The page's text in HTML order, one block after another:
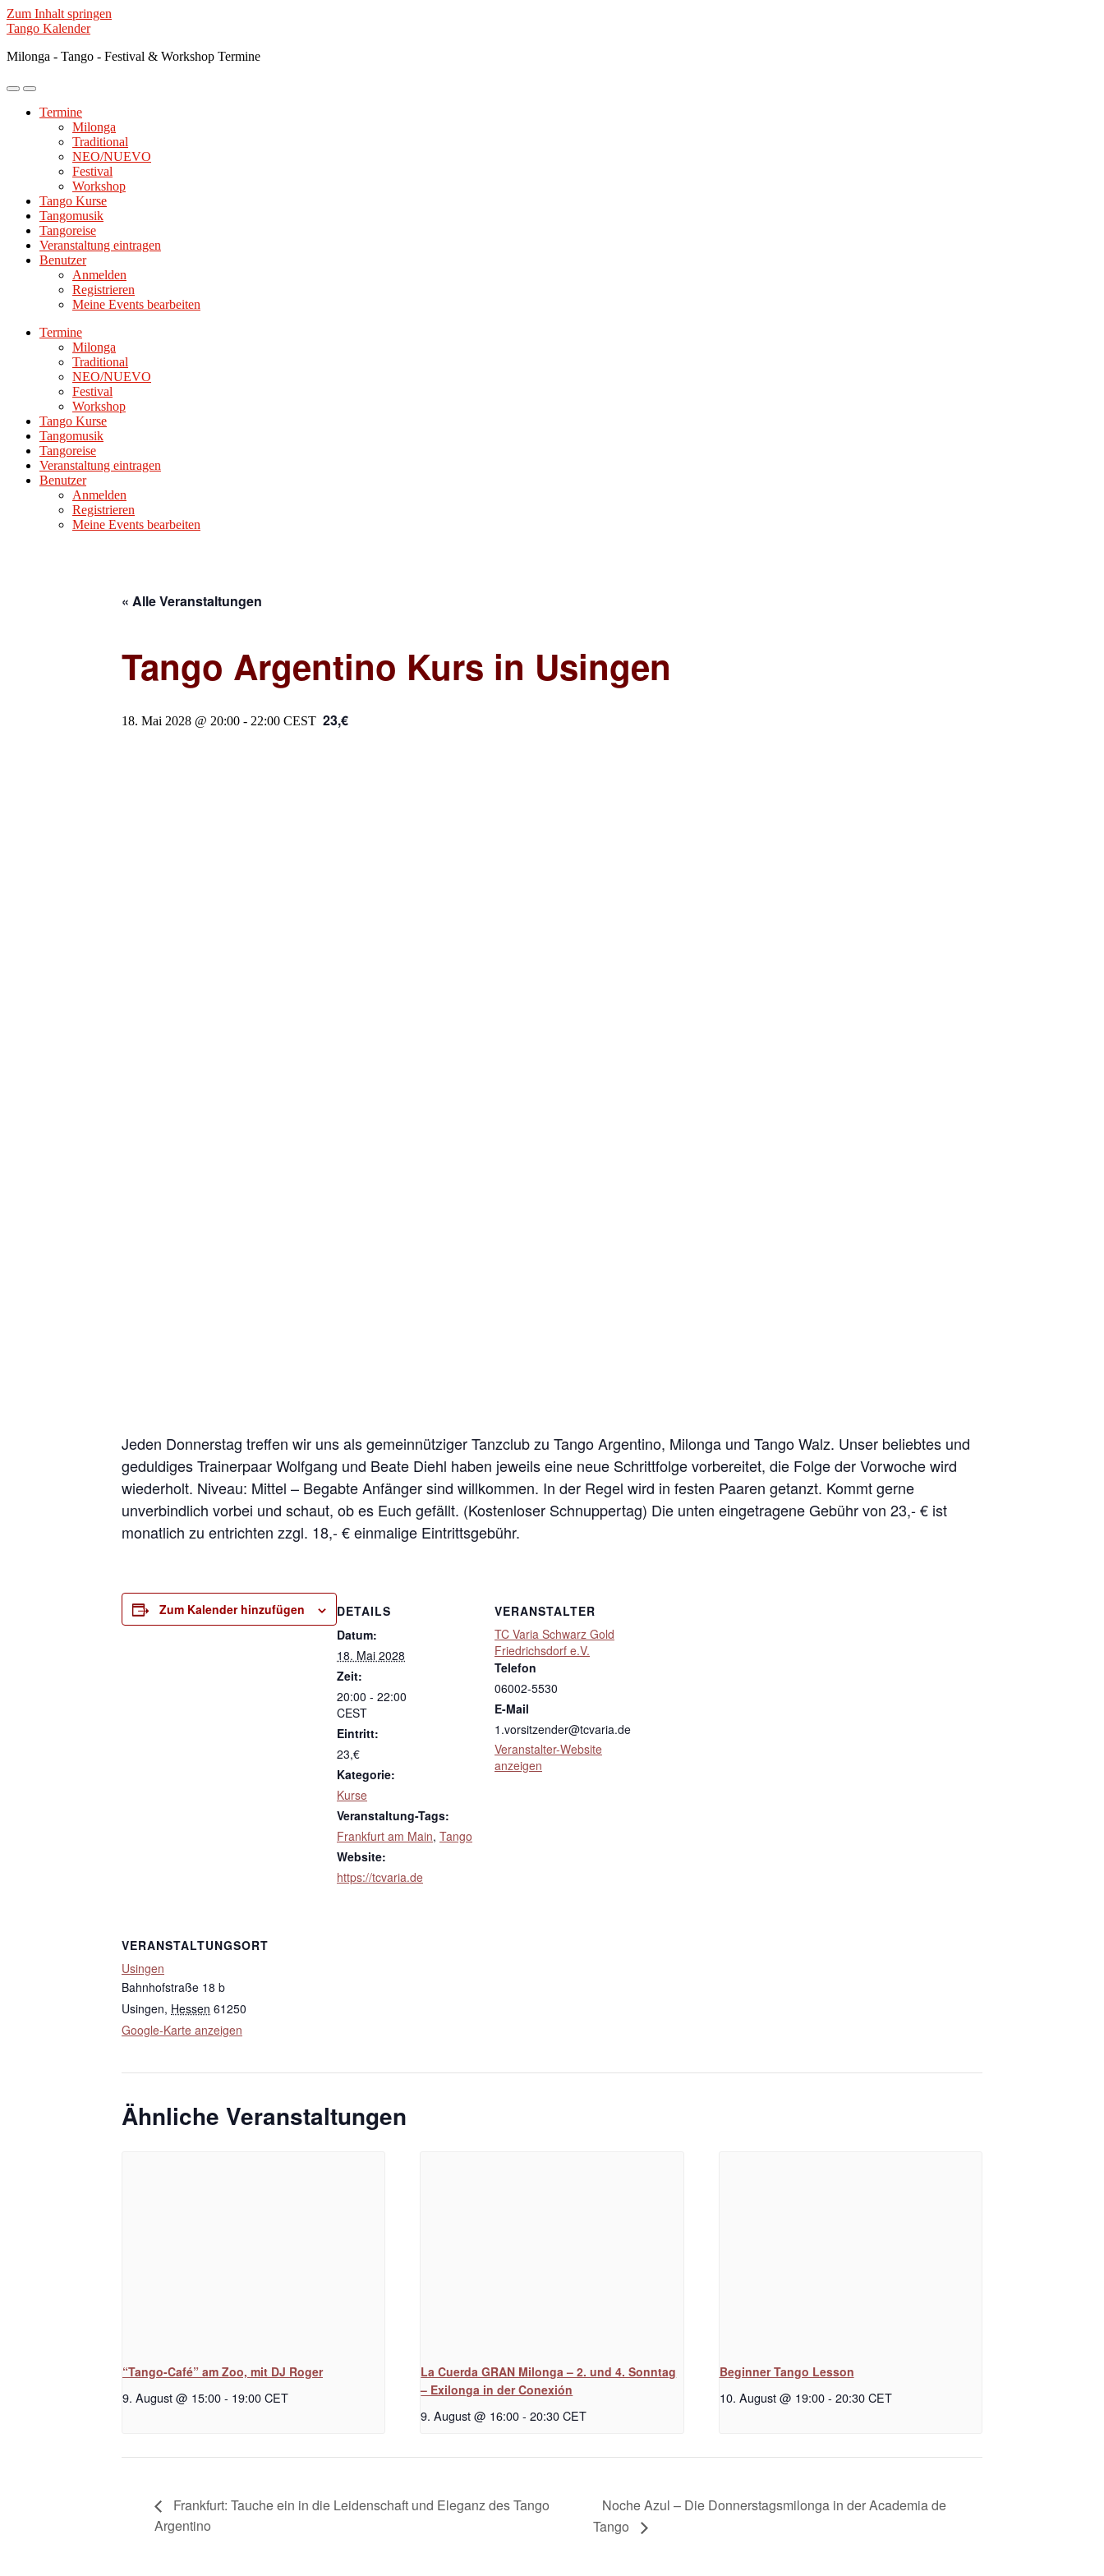
Zum Inhalt springen
Tango Kalender
Milonga - Tango - Festival & Workshop Termine
Mobile-
ein-/ausblenden
Suchfeld
ein-/ausblenden
Termine
Milonga
Traditional
NEO/NUEVO
Festival
Workshop
Tango Kurse
Tangomusik
Tangoreise
Veranstaltung eintragen
Benutzer
Anmelden
Registrieren
Meine Events bearbeiten
Termine
Milonga
Traditional
NEO/NUEVO
Festival
Workshop
Tango Kurse
Tangomusik
Tangoreise
Veranstaltung eintragen
Benutzer
Anmelden
Registrieren
Meine Events bearbeiten
« Alle Veranstaltungen
Tango Argentino Kurs in Usingen
18. Mai 2028 @ 20:00 - 22:00 CEST 23,€
Jeden Donnerstag treffen wir uns als gemeinnütziger Tanzclub zu Tango Argentino, Milonga und Tango Walz. Unser beliebtes und
geduldiges Trainerpaar Wolfgang und Beate Diehl haben jeweils eine neue Schrittfolge vorbereitet, die Folge der Vorwoche wird
wiederholt. Niveau: Mittel – Begabte Anfänger sind willkommen. In der Regel wird in festen Paaren getanzt. Kommt gerne
unverbindlich vorbei und schaut, ob es Euch gefällt. (Kostenloser Schnuppertag) Die unten eingetragene Gebühr von 23,- € ist
monatlich zu entrichten zzgl. 18,- € einmalige Eintrittsgebühr.
Zum Kalender hinzufügen
DETAILS
Datum:
18. Mai 2028
Zeit:
20:00 - 22:00
CEST
Eintritt:
23,€
Kategorie:
Kurse
Veranstaltung-Tags:
Frankfurt am Main, Tango
Website:
https://tcvaria.de
VERANSTALTER
TC Varia Schwarz Gold
Friedrichsdorf e.V.
Telefon
06002-5530
E-Mail
1.vorsitzender@tcvaria.de
Veranstalter-Website
anzeigen
VERANSTALTUNGSORT
Usingen
Bahnhofstraße 18 b
Usingen, Hessen 61250
Google-Karte anzeigen
Ähnliche Veranstaltungen
“Tango-Café” am Zoo, mit DJ Roger
9. August @ 15:00- 19:00CET
La Cuerda GRAN Milonga – 2. und 4. Sonntag
– Exilonga in der Conexión
9. August @ 16:00 - 20:30 CET
Beginner Tango Lesson
10. August @ 19:00 - 20:30 CET
Frankfurt: Tauche ein in die Leidenschaft und Eleganz des Tango
Argentino
Noche Azul – Die Donnerstagsmilonga in der Academia de
Tango